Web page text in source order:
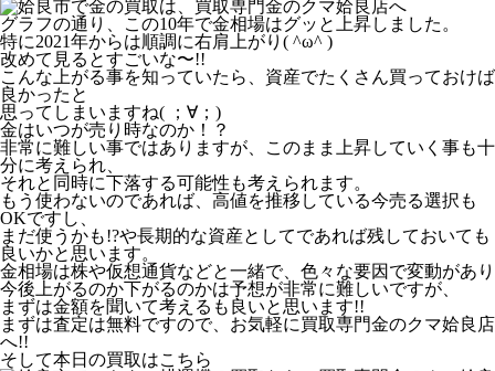
グラフの通り、この10年で金相場はグッと上昇しました。
特に2021年からは順調に右肩上がり( ^ω^ )
改めて見るとすごいな〜!!
こんな上がる事を知っていたら、資産でたくさん買っておけば
良かったと
思ってしまいますね( ；∀；)
金はいつが売り時なのか！？
非常に難しい事ではありますが、このまま上昇していく事も十
分に考えられ、
それと同時に下落する可能性も考えられます。
もう使わないのであれば、高値を推移している今売る選択も
OKですし、
まだ使うかも!?や長期的な資産としてであれば残しておいても
良いかと思います。
金相場は株や仮想通貨などと一緒で、色々な要因で変動があり
今後上がるのか下がるのかは予想が非常に難しいですが、
まずは金額を聞いて考えるも良いと思います!!
まずは査定は無料ですので、お気軽に買取専門金のクマ姶良店
へ!!
そして本日の買取はこちら